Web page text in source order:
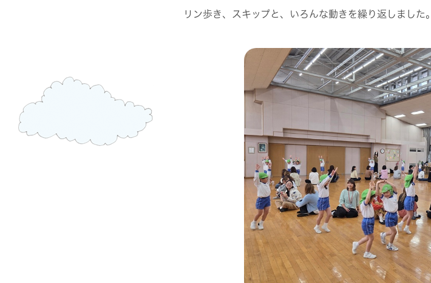
リン歩き、スキップと、いろんな動きを繰り返しました。